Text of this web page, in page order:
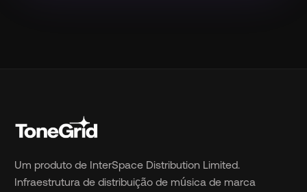
Um produto de InterSpace Distribution Limited.
Infraestrutura de distribuição de música de marca